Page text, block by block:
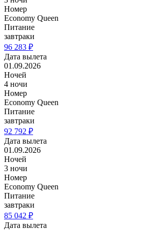
Номер
Economy Queen
Питание
завтраки
96 283 ₽
Дата вылета
01.09.2026
Ночей
4 ночи
Номер
Economy Queen
Питание
завтраки
92 792 ₽
Дата вылета
01.09.2026
Ночей
3 ночи
Номер
Economy Queen
Питание
завтраки
85 042 ₽
Дата вылета